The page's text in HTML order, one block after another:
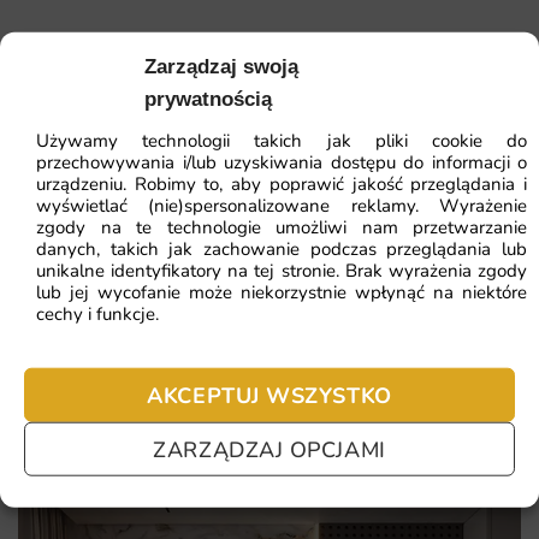
Zarządzaj swoją
prywatnością
Używamy technologii takich jak pliki cookie do
przechowywania i/lub uzyskiwania dostępu do informacji o
urządzeniu. Robimy to, aby poprawić jakość przeglądania i
wyświetlać (nie)spersonalizowane reklamy. Wyrażenie
zgody na te technologie umożliwi nam przetwarzanie
danych, takich jak zachowanie podczas przeglądania lub
unikalne identyfikatory na tej stronie. Brak wyrażenia zgody
lub jej wycofanie może niekorzystnie wpłynąć na niektóre
cechy i funkcje.
AKCEPTUJ WSZYSTKO
ZARZĄDZAJ OPCJAMI
Sprawdź, co konkretnie wyróżnia tę propozycję:
romantyczny, dziewczęcy motyw
różowo-turkusowa paleta wnosząca wiosnę
wzór pełen ruchu i lekkości
baśniowy klimat ozdoby pokoju dziecka
ZOBACZ WSZYSTKIE
Najczęściej zadawane pytania
nie chcesz czekać – sprawdź najczęściej zadawane pytania.